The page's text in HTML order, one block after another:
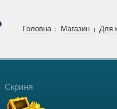
Головна | Магазин | Для
Скриня